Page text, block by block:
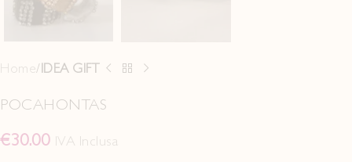
Home IDEA GIFT
POCAHONTAS
€30.00 IVA Inclusa